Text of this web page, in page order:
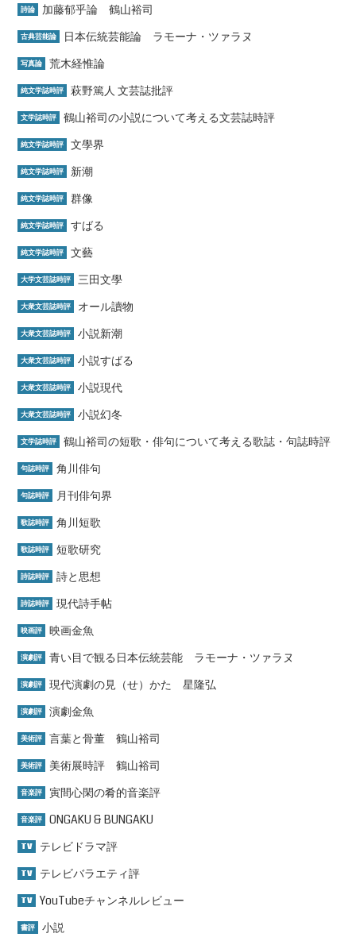
詩論 加藤郁乎論 鶴山裕司
古典芸能論 日本伝統芸能論 ラモーナ・ツァラヌ
写真論 荒木経惟論
純文学誌時評 萩野篤人 文芸誌批評
文学誌時評 鶴山裕司の小説について考える文芸誌時評
純文学誌時評 文學界
純文学誌時評 新潮
純文学誌時評 群像
純文学誌時評 すばる
純文学誌時評 文藝
大学文芸誌時評 三田文學
大衆文芸誌時評 オール讀物
大衆文芸誌時評 小説新潮
大衆文芸誌時評 小説すばる
大衆文芸誌時評 小説現代
大衆文芸誌時評 小説幻冬
文学誌時評 鶴山裕司の短歌・俳句について考える歌誌・句誌時評
句誌時評 角川俳句
句誌時評 月刊俳句界
歌誌時評 角川短歌
歌誌時評 短歌研究
詩誌時評 詩と思想
詩誌時評 現代詩手帖
映画評 映画金魚
演劇評 青い目で観る日本伝統芸能 ラモーナ・ツァラヌ
演劇評 現代演劇の見（せ）かた 星隆弘
演劇評 演劇金魚
美術評 言葉と骨董 鶴山裕司
美術評 美術展時評 鶴山裕司
音楽評 寅間心閑の肴的音楽評
音楽評 ONGAKU & BUNGAKU
TV テレビドラマ評
TV テレビバラエティ評
TV YouTubeチャンネルレビュー
書評 小説